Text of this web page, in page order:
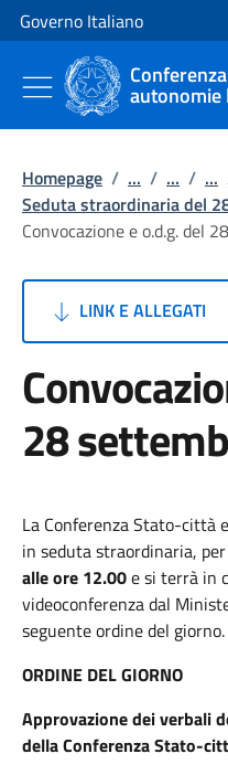
Vai al contenuto
Vai alla navigazione del sito
Governo Italiano
autonomie
Homepage / ... / ... / ...
Seduta straordinaria del
Convocazione e o.d.g. del
LINK E ALLEGATI
28
La Conferenza Stato-città
in seduta straordinaria, per
alle ore 12.00e si terrà in
videoconferenza dal
seguente ordine del giorno.
ORDINE DEL GIORNO
Approvazione dei verbali
della Conferenza Stato-